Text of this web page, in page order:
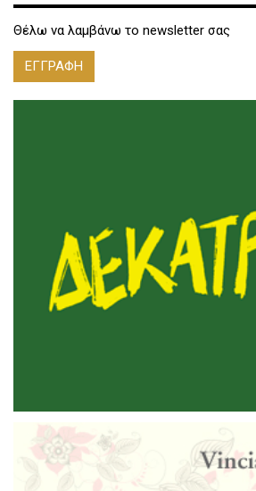
Θέλω να λαμβάνω το newsletter σας
ΕΓΓΡΑΦΗ